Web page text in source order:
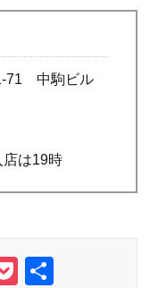
71 中駒ビル
店は19時
P